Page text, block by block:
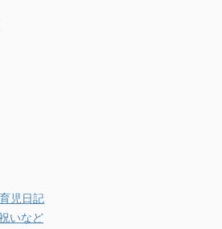
児日記
いなど